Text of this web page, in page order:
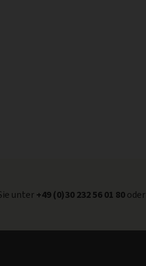
unter+49 (0)30 232 56 01 80oder